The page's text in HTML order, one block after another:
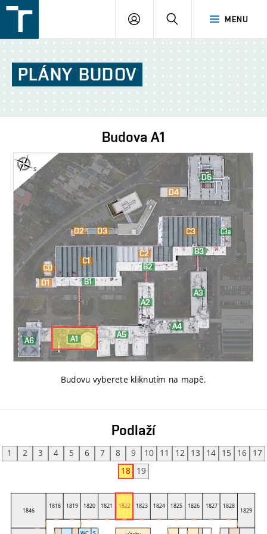
v
Brně
MENU
PŘIHLÁŠENÍ
PLÁNY BUDOV
Budova A1
Budovu vyberete kliknutím na mapě.
Podlaží
1 2 3 4 5 6 7 8 9 10 11 12 13 14 15 16
17
18
19